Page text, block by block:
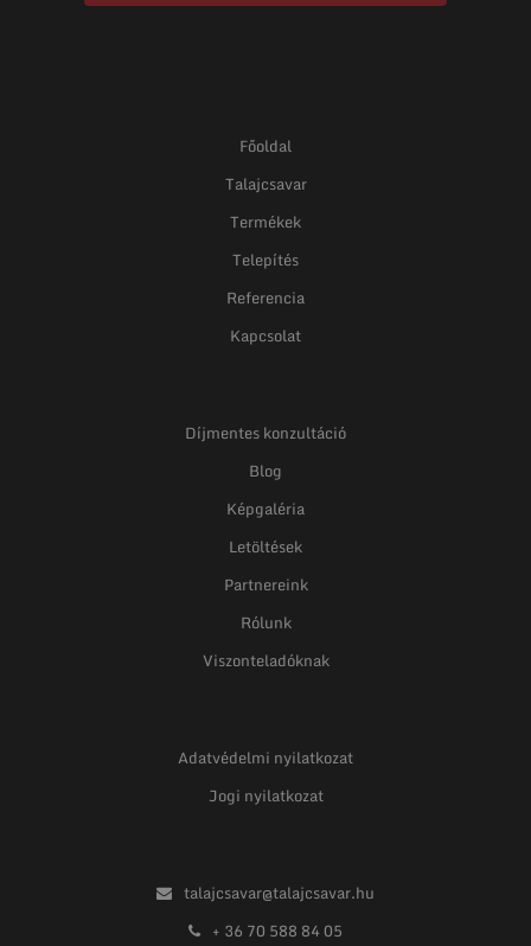
Főoldal
Talajcsavar
Termékek
Telepítés
Referencia
Kapcsolat
Díjmentes konzultáció
Blog
Képgaléria
Letöltések
Partnereink
Rólunk
Viszonteladóknak
Adatvédelmi nyilatkozat
Jogi nyilatkozat
talajcsavar@talajcsavar.hu
+ 36 70 588 84 05